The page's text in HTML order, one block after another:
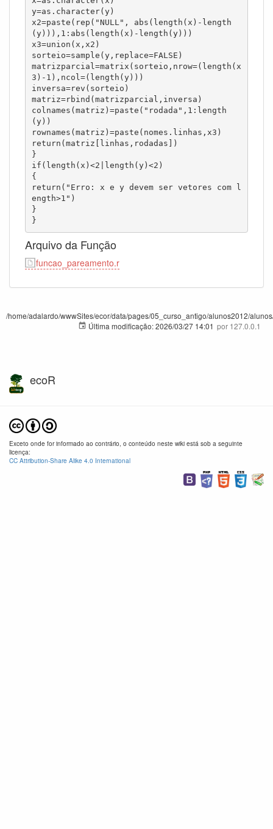
y=as.character(y)
x2=paste(rep("NULL", abs(length(x)-length
(y))),1:abs(length(x)-length(y)))
x3=union(x,x2)
sorteio=sample(y,replace=FALSE)
matrizparcial=matrix(sorteio,nrow=(length(x
3)-1),ncol=(length(y)))
inversa=rev(sorteio)
matriz=rbind(matrizparcial,inversa)
colnames(matriz)=paste("rodada",1:length
(y))
rownames(matriz)=paste(nomes.linhas,x3)
return(matriz[linhas,rodadas])
}
if(length(x)<2|length(y)<2)
{
return("Erro: x e y devem ser vetores com l
ength>1")
}
}
Arquivo da Função
funcao_pareamento.r
/home/adalardo/wwwSites/ecor/data/pages/05_curso_antigo/alunos2012/
Última modificação:2026/03/27 14:01 por 127.0.0.1
ecoR
Exceto onde for informado ao contrário, o conteúdo neste wiki está sob a seguinte
licença:
CC Attribution-Share Alike 4.0 International